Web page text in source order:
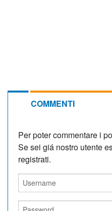
COMMENTI
Per poter commentare i
Se sei giá nostro utente
registrati.